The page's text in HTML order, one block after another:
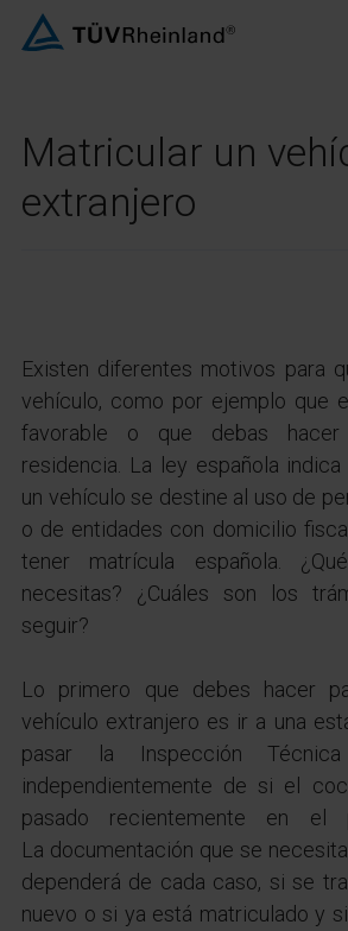
Matricular un
extranjero
Existen diferentes motivos para
vehículo, como por ejemplo que
favorable o que debas
residencia. La ley española
un vehículo se destine al uso de
o de entidades con domicilio
tener matrícula española.
necesitas? ¿Cuáles son los
seguir?
Lo primero que debes hacer
vehículo extranjero es ir a una
pasar la Inspección
independientemente de si el
pasado recientemente en el
La documentación que se
dependerá de cada caso, si se
nuevo o si ya está matriculado y